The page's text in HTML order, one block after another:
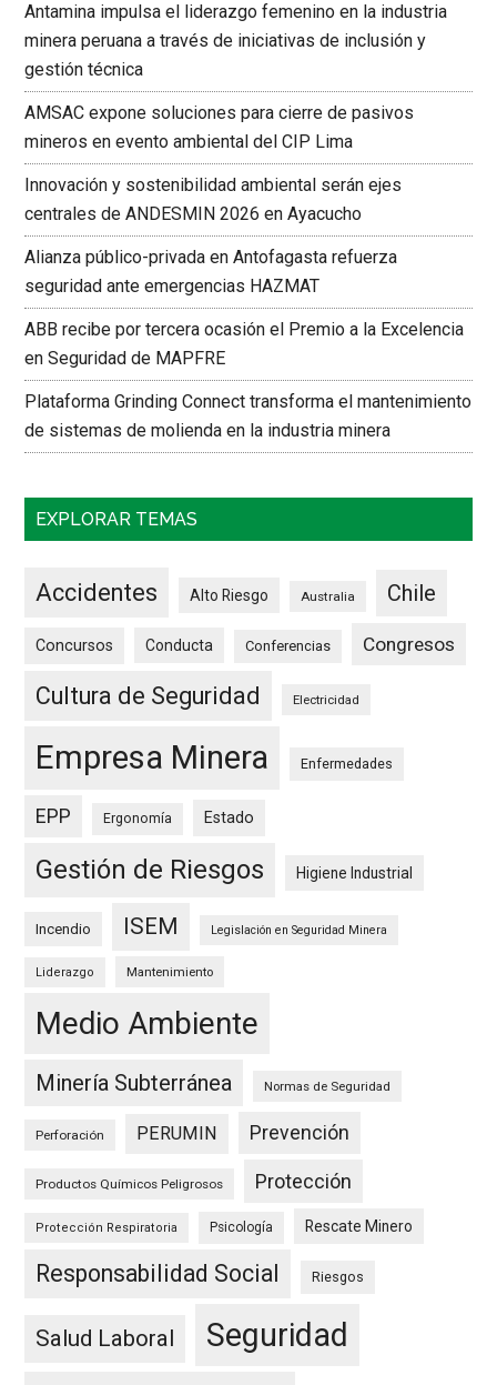
Antamina impulsa el liderazgo femenino en la industria
minera peruana a través de iniciativas de inclusión y
gestión técnica
AMSAC expone soluciones para cierre de pasivos
mineros en evento ambiental del CIP Lima
Innovación y sostenibilidad ambiental serán ejes
centrales de ANDESMIN 2026 en Ayacucho
Alianza público-privada en Antofagasta refuerza
seguridad ante emergencias HAZMAT
ABB recibe por tercera ocasión el Premio a la Excelencia
en Seguridad de MAPFRE
Plataforma Grinding Connect transforma el mantenimiento
de sistemas de molienda en la industria minera
EXPLORAR TEMAS
Accidentes Alto Riesgo Australia Chile
Concursos Conducta Conferencias Congresos
Cultura de Seguridad Electricidad
Empresa Minera Enfermedades
EPP Ergonomía Estado
Gestión de Riesgos Higiene Industrial
Incendio ISEM Legislación en Seguridad Minera
Liderazgo Mantenimiento
Medio Ambiente
Minería Subterránea Normas de Seguridad
Perforación PERUMIN Prevención
Productos Químicos Peligrosos Protección
Protección Respiratoria Psicología Rescate Minero
Responsabilidad Social Riesgos
Salud Laboral
Seguridad